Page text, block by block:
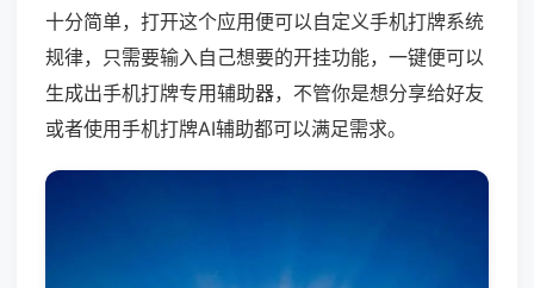
十分简单，打开这个应用便可以自定义手机打牌系统
规律，只需要输入自己想要的开挂功能，一键便可以
生成出手机打牌专用辅助器，不管你是想分享给好友
或者使用手机打牌AI辅助都可以满足需求。